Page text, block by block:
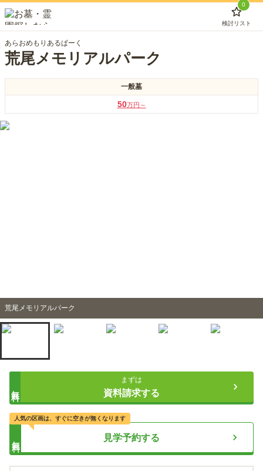
0
検討リスト
あらおめもりあるぱーく
荒尾メモリアルパーク
一般墓
50万円～
荒尾メモリアルパーク
まずは
資料請求する
見学予約する
人気の区画は、すぐに空きが無くなります